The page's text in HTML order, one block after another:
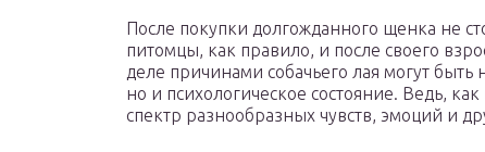
После покупки долгожданного щенка не
питомцы, как правило, и после своего
деле причинами собачьего лая могут
но и психологическое состояние. Ведь,
спектр разнообразных чувств, эмоций и